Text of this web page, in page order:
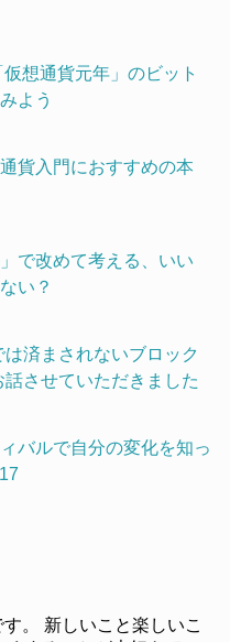
想通貨元年」のビット
よう
貨入門におすすめの本
で改めて考える、いい
い？
済まされないブロック
話させていただきました
バルで自分の変化を知っ
す。 新しいこと楽しいこ